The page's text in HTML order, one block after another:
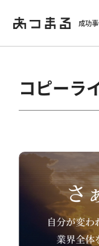
成功
コピーラ